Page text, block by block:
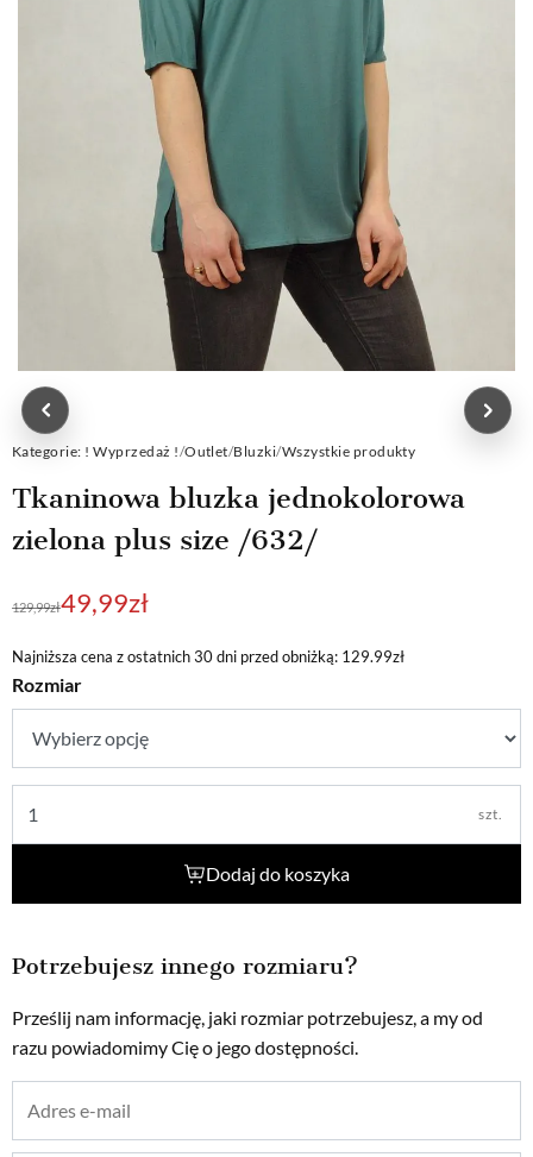
Kategorie: ! Wyprzedaż !/Outlet/Bluzki/Wszystkie produkty
Tkaninowa bluzka jednokolorowa
zielona plus size /632/
129,99zł
Pierwotna
wynosiła:
129,99zł.
49,99zł
Aktualna
wynosi:
49,99zł.
Najniższa cena z ostatnich 30 dni przed obniżką: 129.99zł
Rozmiar
szt.
Dodaj do koszyka
Potrzebujesz innego rozmiaru?
Prześlij nam informację, jaki rozmiar potrzebujesz, a my od
razu powiadomimy Cię o jego dostępności.